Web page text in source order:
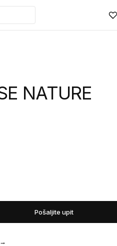
NATURE
Pošaljite upit